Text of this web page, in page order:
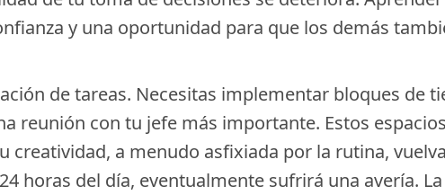
y una oportunidad para que los demás
de tareas. Necesitas implementar bloques de
reunión con tu jefe más importante. Estos
a menudo asfixiada por la rutina,
horas del día, eventualmente sufrirá una avería.